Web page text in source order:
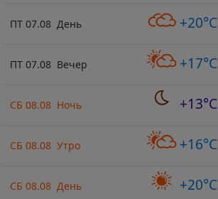
ПТ 07.08 День +20°C
ПТ 07.08 Вечер +17°C
СБ 08.08 Ночь +13°C
СБ 08.08 Утро +16°C
СБ 08.08 День +20°C